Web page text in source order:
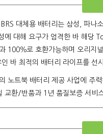
대체용 배터리는 삼성, 파나
에 대해 요구가 엄격한 바 해당
100％로 호환가능하며 오리
바 최적의 배터리 라이프를 선
노트북 배터리 제공 사업에 주
교환/반품과 1년 품질보증 서비